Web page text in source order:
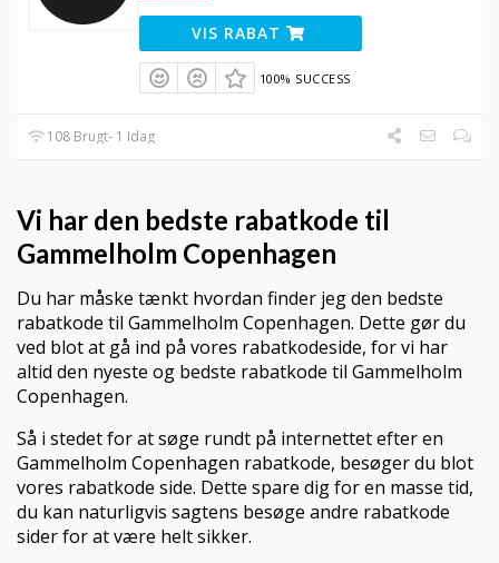
VIS RABAT
100% SUCCESS
108 Brugt- 1 Idag
Vi har den bedste rabatkode til
Gammelholm Copenhagen
Du har måske tænkt hvordan finder jeg den bedste
rabatkode til Gammelholm Copenhagen. Dette gør du
ved blot at gå ind på vores rabatkodeside, for vi har
altid den nyeste og bedste rabatkode til Gammelholm
Copenhagen.
Så i stedet for at søge rundt på internettet efter en
Gammelholm Copenhagen rabatkode, besøger du blot
vores rabatkode side. Dette spare dig for en masse tid,
du kan naturligvis sagtens besøge andre rabatkode
sider for at være helt sikker.